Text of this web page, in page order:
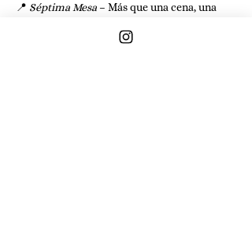
📍 Séptima Mesa – Más que una cena, una